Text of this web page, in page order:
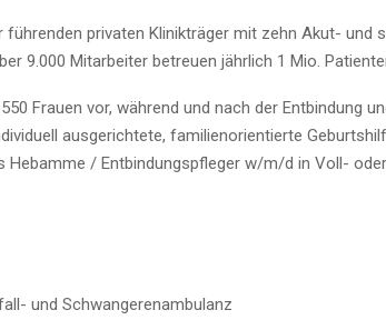
führenden privaten Klinikträger mit zehn Akut- und
9.000 Mitarbeiter betreuen jährlich 1 Mio.
Frauen vor, während und nach der Entbindung
ausgerichtete, familienorientierte
/ Entbindungspfleger w/m/d in Voll-
und Schwangerenambulanz